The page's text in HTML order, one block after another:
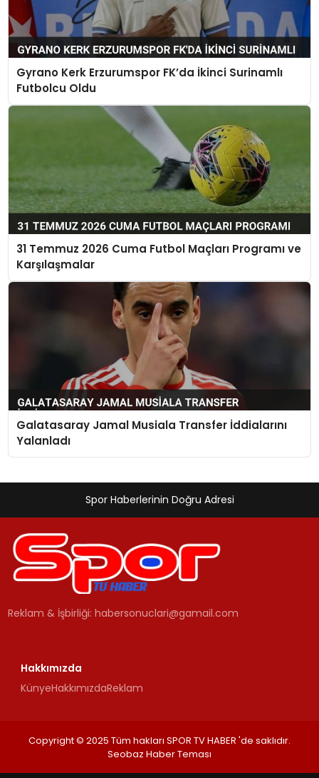
Gyrano Kerk Erzurumspor FK’da İkinci Surinamlı
Futbolcu Oldu
31 Temmuz 2026 Cuma Futbol Maçları Programı ve
Karşılaşmalar
Galatasaray Jamal Musiala Transfer İddialarını
Yalanladı
Spor Haberlerinin Doğru Adresi
Reklam & İşbirliği:habersonuclari@gamail.com
Hakkımızda
KünyeHakkımızdaReklam
Copyright © 2025 Tüm hakları SPOR TV HABER 'de saklıdır.
Seobaz Haber Teması